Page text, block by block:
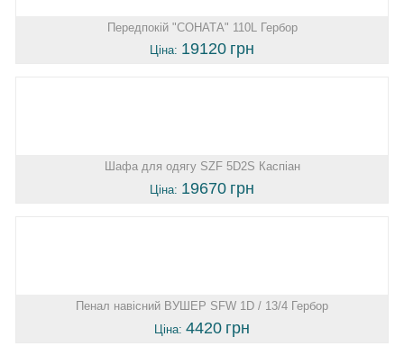
Передпокій "СОНАТА" 110L Гербор
Ціна: 19120 грн
Шафа для одягу SZF 5D2S Каспіан
Ціна: 19670 грн
Пенал навісний ВУШЕР SFW 1D / 13/4 Гербор
Ціна: 4420 грн